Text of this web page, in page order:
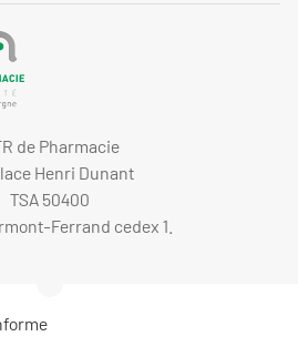
de Pharmacie
Henri Dunant
TSA 50400
Ferrand cedex 1.